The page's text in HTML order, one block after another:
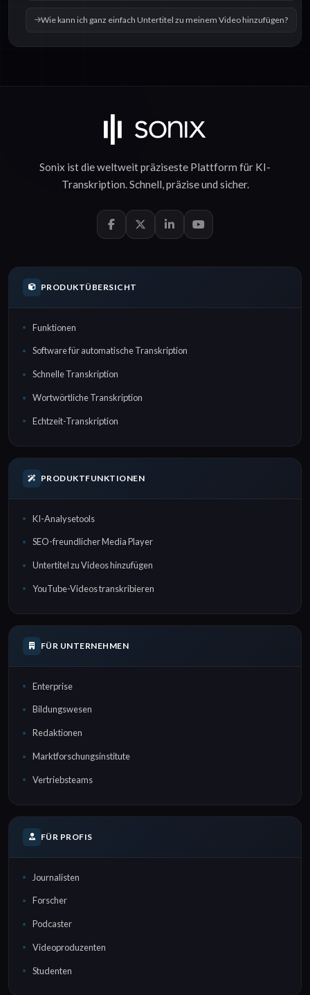
Wie kann ich ganz einfach Untertitel zu meinem Video hinzufügen?
Sonix ist die weltweit präziseste Plattform für KI-
Transkription.Schnell,präziseund sicher.
PRODUKTÜBERSICHT
Funktionen
Software für automatische Transkription
Schnelle Transkription
Wortwörtliche Transkription
Echtzeit-Transkription
PRODUKTFUNKTIONEN
KI-Analysetools
SEO-freundlicher Media Player
Untertitel zu Videos hinzufügen
YouTube-Videos transkribieren
FÜR UNTERNEHMEN
Enterprise
Bildungswesen
Redaktionen
Marktforschungsinstitute
Vertriebsteams
FÜR PROFIS
Journalisten
Forscher
Podcaster
Videoproduzenten
Studenten